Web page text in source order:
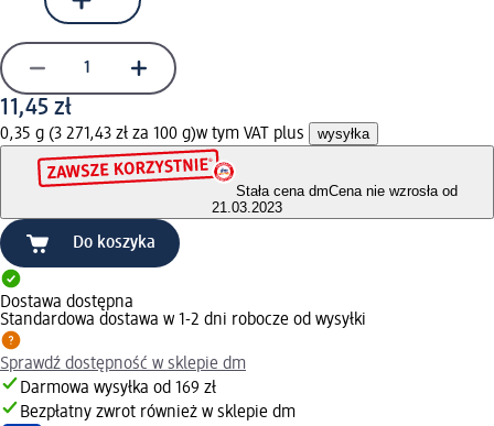
11,45 zł
0,35 g (3 271,43 zł za 100 g)w tym VAT plus wysyłka
Stała cena dmCena nie wzrosła od
21.03.2023
Do koszyka
Dostawa dostępna
Standardowa dostawa w 1-2 dni robocze od wysyłki
Sprawdź dostępność w sklepie dm
Darmowa wysyłka od 169 zł
Bezpłatny zwrot również w sklepie dm